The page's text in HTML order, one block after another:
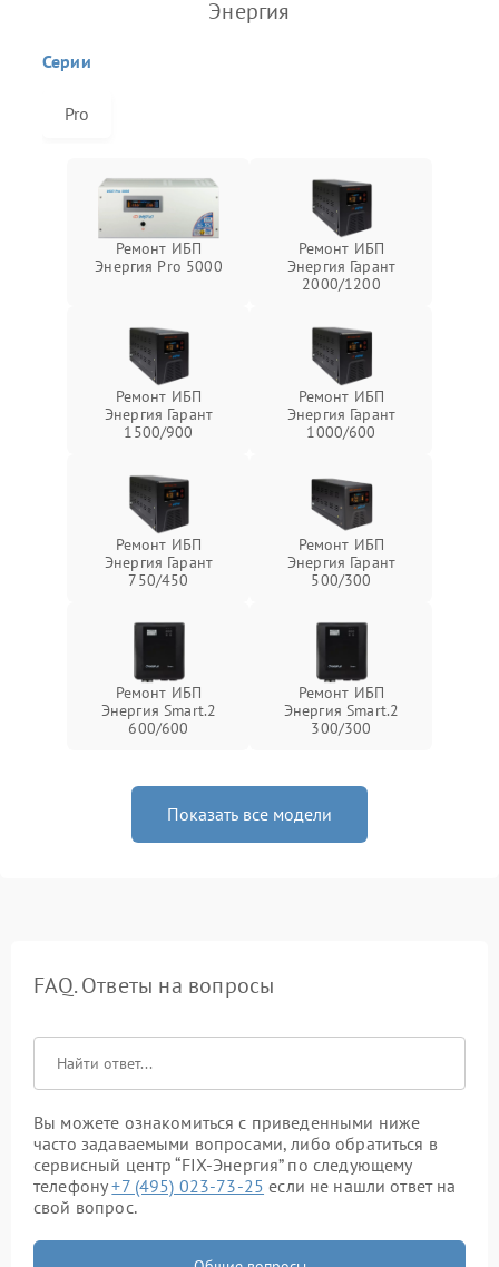
Энергия
Серии
Pro
Ремонт ИБП
Энергия Pro 5000
Ремонт ИБП
Энергия Гарант
2000/1200
Ремонт ИБП
Энергия Гарант
1500/900
Ремонт ИБП
Энергия Гарант
1000/600
Ремонт ИБП
Энергия Гарант
750/450
Ремонт ИБП
Энергия Гарант
500/300
Ремонт ИБП
Энергия Smart.2
600/600
Ремонт ИБП
Энергия Smart.2
300/300
Показать все модели
FAQ. Ответы на вопросы
Вы можете ознакомиться с приведенными ниже
часто задаваемыми вопросами, либо обратиться в
сервисный центр “FIX-Энергия” по следующему
телефону+7 (495) 023-73-25 если не нашли ответ на
свой вопрос.